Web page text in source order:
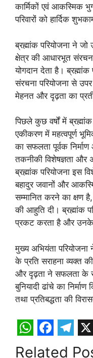
कार्मिकों एवं आकस्मिक
परिवारों को हार्दिक
ब्रह्मांक परियोजना ने
क्षेत्र की आधारभूत
योगदान देता है।
संरचना परियोजना से
मेहनत और दृढ़ता का
पिछले कुछ वर्षों में
एकीकरण में महत्वपूर्ण
का सफलता पूर्वक
तकनीकी विशेषज्ञता और
ब्रह्मांक परियोजना इस
बहादुर जवानों और
सम्मानित करने का क्षण है,
की आहुति दी। ब्रह्मांक
प्रकट करता है और उनके
मुख्य अभियंता
के प्रति सराहना व्यक्त
और दृढ़ता ने सफलता के
बुनियादी ढांचे का
तथा प्रतिबद्धता की
W
F
T X
Related